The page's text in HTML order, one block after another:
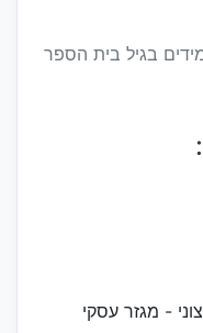
בגיל בית הספר
- מגזר עסקי